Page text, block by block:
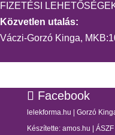
FIZETÉSI
Közvetlen utalás:
Váczi-Gorzó Kinga,
Facebook
lelekforma.hu | Gorzó
Készítette: amos.hu ÁSZF|